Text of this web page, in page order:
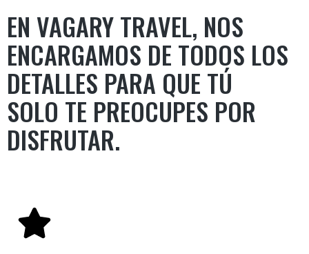
EN VAGARY TRAVEL, NOS
ENCARGAMOS DE TODOS LOS
DETALLES PARA QUE TÚ
SOLO TE PREOCUPES POR
DISFRUTAR.